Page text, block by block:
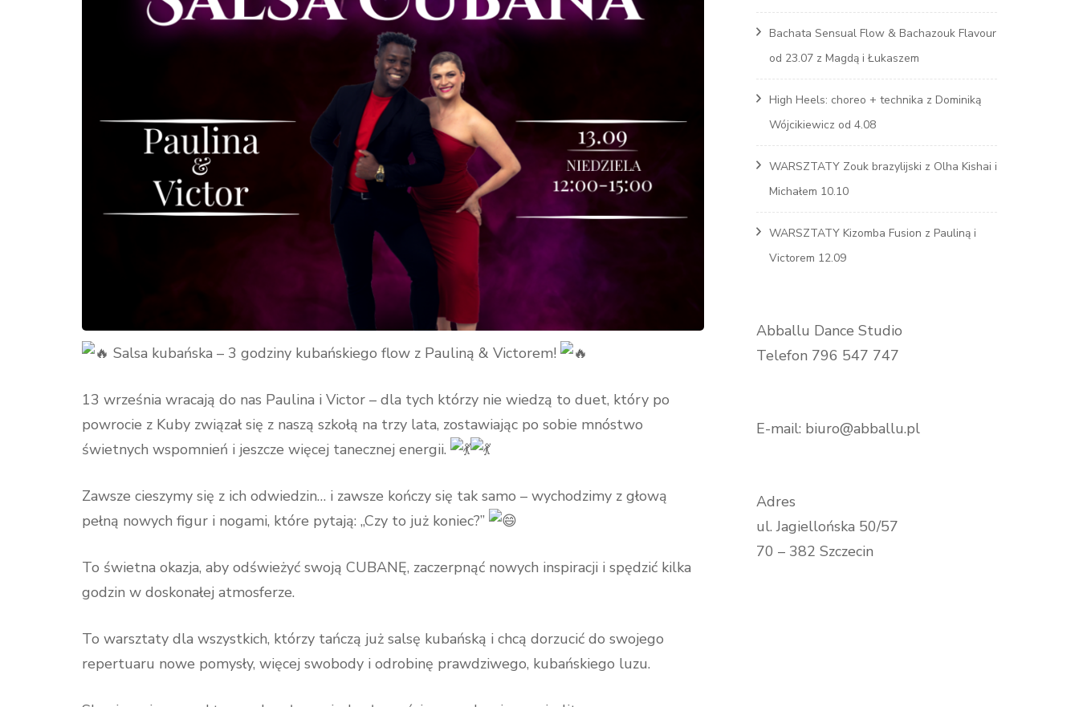
Salsa kubańska – 3 godziny kubańskiego flow z Pauliną & Victorem!
13 września wracają do nas Paulina i Victor – dla tych którzy nie wiedzą to duet, który po
powrocie z Kuby związał się z naszą szkołą na trzy lata, zostawiając po sobie mnóstwo
świetnych wspomnień i jeszcze więcej tanecznej energii.
Zawsze cieszymy się z ich odwiedzin… i zawsze kończy się tak samo – wychodzimy z głową
pełną nowych figur i nogami, które pytają: „Czy to już koniec?”
To świetna okazja, aby odświeżyć swoją CUBANĘ, zaczerpnąć nowych inspiracji i spędzić kilka
godzin w doskonałej atmosferze.
To warsztaty dla wszystkich, którzy tańczą już salsę kubańską i chcą dorzucić do swojego
repertuaru nowe pomysły, więcej swobody i odrobinę prawdziwego, kubańskiego luzu.
Bachata Sensual Flow & Bachazouk Flavour
od 23.07 z Magdą i Łukaszem
High Heels: choreo + technika z Dominiką
Wójcikiewicz od 4.08
WARSZTATY Zouk brazylijski z Olha Kishai i
Michałem 10.10
WARSZTATY Kizomba Fusion z Pauliną i
Victorem 12.09
Abballu Dance Studio
Telefon 796 547 747
E-mail: biuro@abballu.pl
Adres
ul. Jagiellońska 50/57
70 – 382 Szczecin